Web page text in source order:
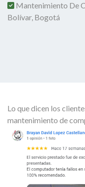
Mantenimiento De
Bolívar, Bogotá
Lo que dicen los
mantenimiento de